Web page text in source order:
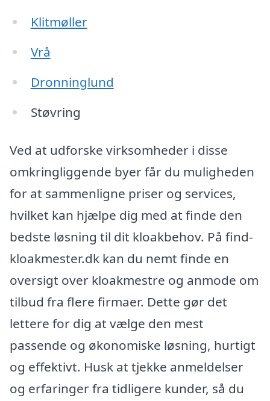
Klitmøller
Vrå
Dronninglund
Støvring
Ved at udforske virksomheder i disse
omkringliggende byer får du muligheden
for at sammenligne priser og services,
hvilket kan hjælpe dig med at finde den
bedste løsning til dit kloakbehov. På find-
kloakmester.dk kan du nemt finde en
oversigt over kloakmestre og anmode om
tilbud fra flere firmaer. Dette gør det
lettere for dig at vælge den mest
passende og økonomiske løsning, hurtigt
og effektivt. Husk at tjekke anmeldelser
og erfaringer fra tidligere kunder, så du